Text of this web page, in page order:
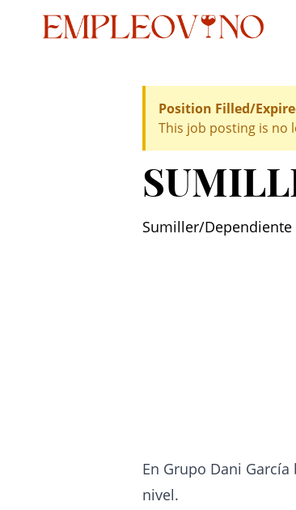
Position Filled/
This job posting is no
Sumiller/Dependiente
En Grupo Dani
nivel.